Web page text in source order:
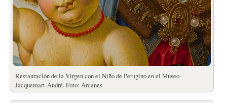
Restauración de la Virgen con el Niño de Perugino en el Museo
Jacquemart-André. Foto: Arcanes